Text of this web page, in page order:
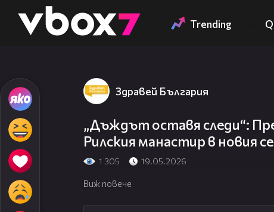
👾 Trending
Здравей България
„Дъждът оставя следи“:
Рилския манастир в новия
1 305 19.05.2026
Виж повече